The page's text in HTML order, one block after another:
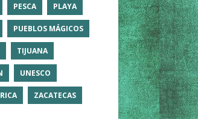
PESCA PLAYA
PUEBLOS MÁGICOS
TIJUANA
UNESCO
ZACATECAS